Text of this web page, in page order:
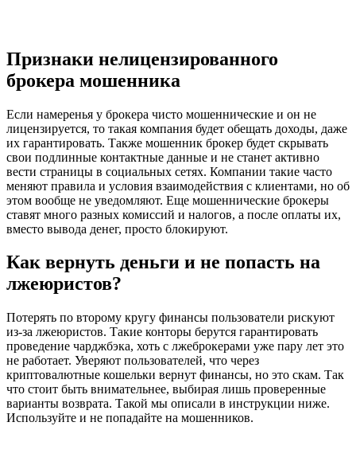
Признаки нелицензированного
брокера мошенника
Если намеренья у брокера чисто мошеннические и он не
лицензируется, то такая компания будет обещать доходы, даже
их гарантировать. Также мошенник брокер будет скрывать
свои подлинные контактные данные и не станет активно
вести страницы в социальных сетях. Компании такие часто
меняют правила и условия взаимодействия с клиентами, но об
этом вообще не уведомляют. Еще мошеннические брокеры
ставят много разных комиссий и налогов, а после оплаты их,
вместо вывода денег, просто блокируют.
Как вернуть деньги и не попасть на
лжеюристов?
Потерять по второму кругу финансы пользователи рискуют
из-за лжеюристов. Такие конторы берутся гарантировать
проведение чарджбэка, хоть с лжеброкерами уже пару лет это
не работает. Уверяют пользователей, что через
криптовалютные кошельки вернут финансы, но это скам. Так
что стоит быть внимательнее, выбирая лишь проверенные
варианты возврата. Такой мы описали в инструкции ниже.
Используйте и не попадайте на мошенников.